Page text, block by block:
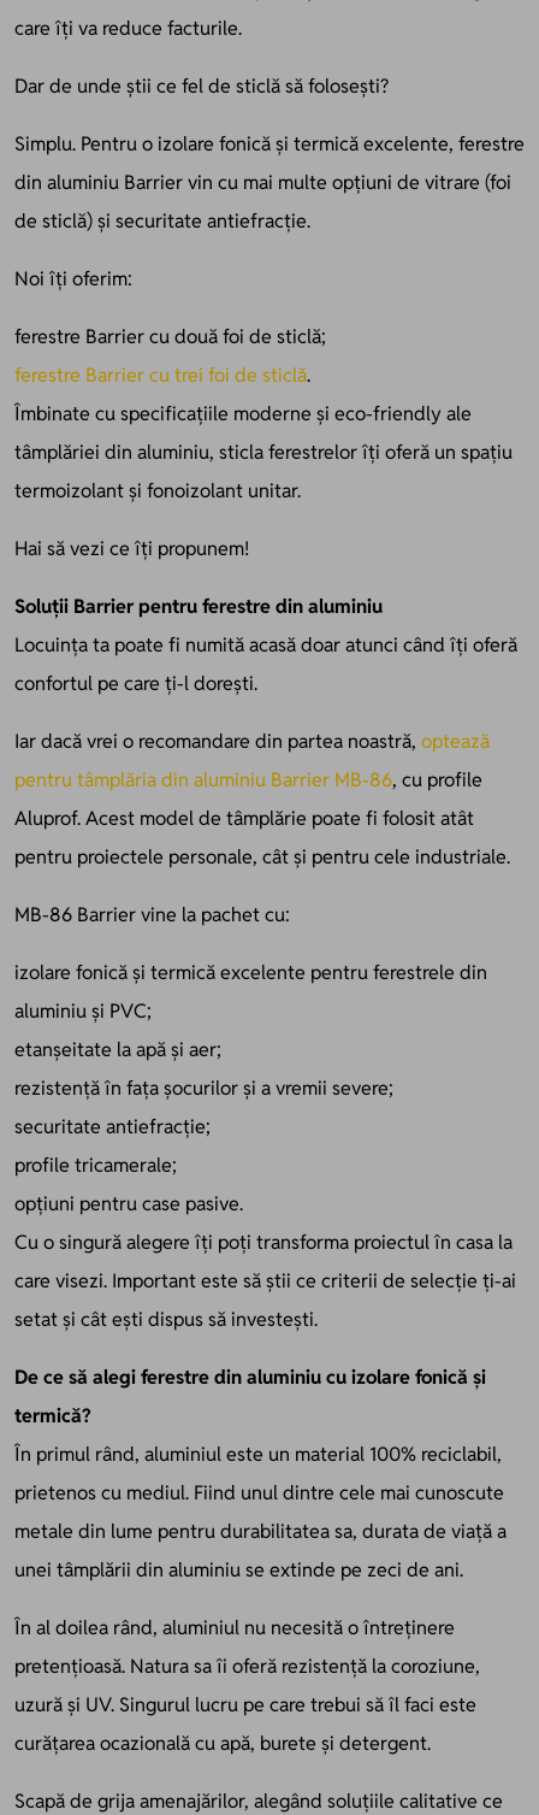
care îți va reduce facturile.
Dar de unde știi ce fel de sticlă să folosești?
Simplu. Pentru o izolare fonică și termică excelente, ferestre
din aluminiu Barrier vin cu mai multe opțiuni de vitrare (foi
de sticlă) și securitate antiefracție.
Noi îți oferim:
ferestre Barrier cu două foi de sticlă;
ferestre Barrier cu trei foi de sticlă.
Îmbinate cu specificațiile moderne și eco-friendly ale
tâmplăriei din aluminiu, sticla ferestrelor îți oferă un spațiu
termoizolant și fonoizolant unitar.
Hai să vezi ce îți propunem!
Soluții Barrier pentru ferestre din aluminiu
Locuința ta poate fi numită acasă doar atunci când îți oferă
confortul pe care ți-l dorești.
Iar dacă vrei o recomandare din partea noastră, optează
pentru tâmplăria din aluminiu Barrier MB-86, cu profile
Aluprof. Acest model de tâmplărie poate fi folosit atât
pentru proiectele personale, cât și pentru cele industriale.
MB-86 Barrier vine la pachet cu:
izolare fonică și termică excelente pentru ferestrele din
aluminiu și PVC;
etanșeitate la apă și aer;
rezistență în fața șocurilor și a vremii severe;
securitate antiefracție;
profile tricamerale;
opțiuni pentru case pasive.
Cu o singură alegere îți poți transforma proiectul în casa la
care visezi. Important este să știi ce criterii de selecție ți-ai
setat și cât ești dispus să investești.
De ce să alegi ferestre din aluminiu cu izolare fonică și
termică?
În primul rând, aluminiul este un material 100% reciclabil,
prietenos cu mediul. Fiind unul dintre cele mai cunoscute
metale din lume pentru durabilitatea sa, durata de viață a
unei tâmplării din aluminiu se extinde pe zeci de ani.
În al doilea rând, aluminiul nu necesită o întreținere
pretențioasă. Natura sa îi oferă rezistență la coroziune,
uzură și UV. Singurul lucru pe care trebui să îl faci este
curățarea ocazională cu apă, burete și detergent.
Scapă de grija amenajărilor, alegând soluțiile calitative ce